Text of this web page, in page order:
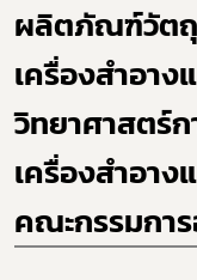
ผลิตภัณฑ์วัตถุ
เครื่องสำอาง
วิทยาศาสตร์
เครื่องสำอา
คณะกรรมการ